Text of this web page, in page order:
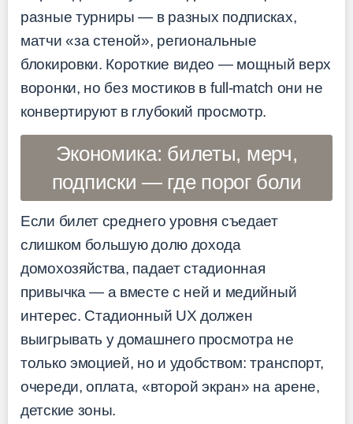
разные турниры — в разных подписках,
матчи «за стеной», региональные
блокировки. Короткие видео — мощный верх
воронки, но без мостиков в full-match они не
конвертируют в глубокий просмотр.
Экономика: билеты, мерч,
подписки — где порог боли
Если билет среднего уровня съедает
слишком большую долю дохода
домохозяйства, падает стадионная
привычка — а вместе с ней и медийный
интерес. Стадионный UX должен
выигрывать у домашнего просмотра не
только эмоцией, но и удобством: транспорт,
очереди, оплата, «второй экран» на арене,
детские зоны.